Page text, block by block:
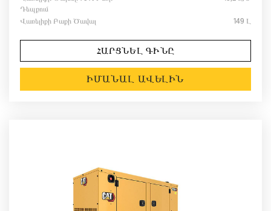
Դեպքում
Վառելիքի Բաքի Ծավալ 149 Լ
ՀԱՐՑՆԵԼ ԳԻՆԸ
ԻՄԱՆԱԼ ԱՎԵԼԻՆ